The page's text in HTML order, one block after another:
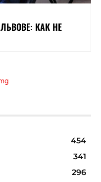
КАК НЕ
454
341
296